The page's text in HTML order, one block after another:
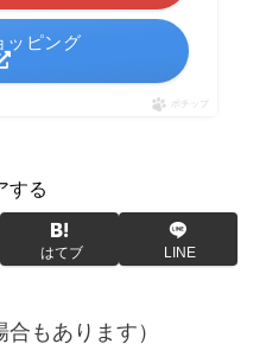
ッピング
ポチップ
する
はてブ LINE
もあります）